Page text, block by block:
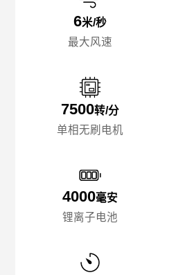
6米/秒
最大风速
7500转/分
单相无刷电机
4000毫安
锂离子电池